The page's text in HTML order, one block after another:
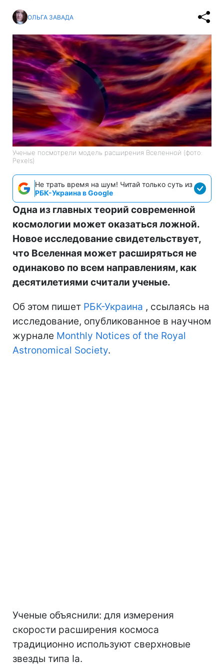
ОЛЬГА ЗАВАДА
Ученые посмотрели модель расширения Вселенной (фото:
Pexels)
Не трать время на шум! Читай только суть из
РБК-Украина в Google
Одна из главных теорий современной
космологии может оказаться ложной.
Новое исследование свидетельствует,
что Вселенная может расширяться не
одинаково по всем направлениям, как
десятилетиями считали ученые.
Об этом пишет РБК-Украина , ссылаясь на
исследование, опубликованное в научном
журнале Monthly Notices of the Royal
Astronomical Society.
Ученые объяснили: для измерения
скорости расширения космоса
традиционно используют сверхновые
звезды типа Ia.